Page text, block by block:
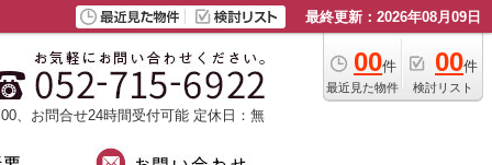
最終更新：2026年08月09日
00件
最近見た物件
00件
検討リスト
、お問合せ24時間受付可能 定休日：無